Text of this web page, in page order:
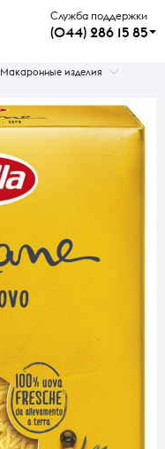
Служба поддержки
(044) 286 15 85
Макаронные изделия